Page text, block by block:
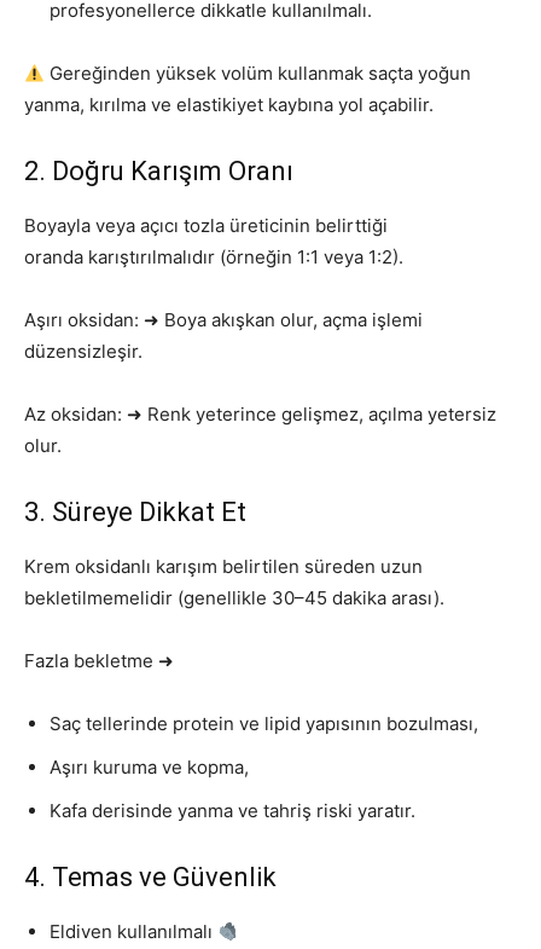
profesyonellerce dikkatle kullanılmalı.
Gereğinden yüksek volüm kullanmak saçta yoğun
yanma, kırılma ve elastikiyet kaybına yol açabilir.
2. Doğru Karışım Oranı
Boyayla veya açıcı tozla üreticinin belirttiği
oranda karıştırılmalıdır (örneğin 1:1 veya 1:2).
Aşırı oksidan: ➜ Boya akışkan olur, açma işlemi
düzensizleşir.
Az oksidan: ➜ Renk yeterince gelişmez, açılma yetersiz
olur.
3. Süreye Dikkat Et
Krem oksidanlı karışım belirtilen süreden uzun
bekletilmemelidir (genellikle 30–45 dakika arası).
Fazla bekletme ➜
Saç tellerinde protein ve lipid yapısının bozulması,
Aşırı kuruma ve kopma,
Kafa derisinde yanma ve tahriş riski yaratır.
4. Temas ve Güvenlik
Eldiven kullanılmalı